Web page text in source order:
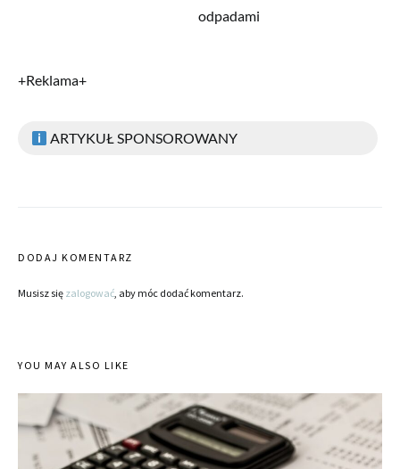
odpadami
+Reklama+
ARTYKUŁ SPONSOROWANY
DODAJ KOMENTARZ
Musisz się zalogować, aby móc dodać komentarz.
YOU MAY ALSO LIKE